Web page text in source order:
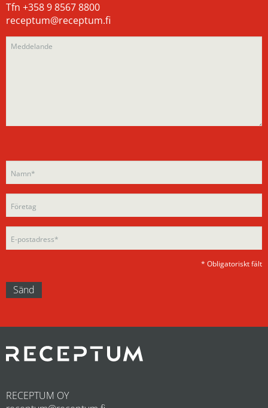
Tfn +358 9 8567 8800
receptum@receptum.fi
leave
this
empty.
Please
leave
this
field
empty.
* Obligatoriskt fält
RECEPTUM OY